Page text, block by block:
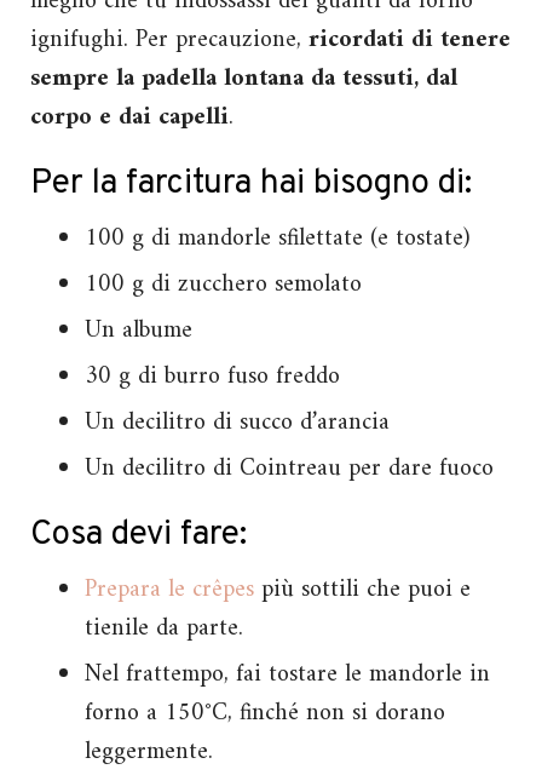
ignifughi. Per precauzione, ricordati di tenere
sempre la padella lontana da tessuti, dal
corpo e dai capelli.
Per la farcitura hai bisogno di:
100 g di mandorle sfilettate (e tostate)
100 g di zucchero semolato
Un albume
30 g di burro fuso freddo
Un decilitro di succo d’arancia
Un decilitro di Cointreau per dare fuoco
Cosa devi fare:
Prepara le crêpespiù sottili che puoi e
tienile da parte.
Nel frattempo, fai tostare le mandorle in
forno a 150°C, finché non si dorano
leggermente.